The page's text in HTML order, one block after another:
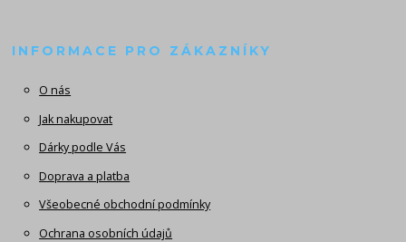
INFORMACE PRO ZÁKAZNÍKY
O nás
Jak nakupovat
Dárky podle Vás
Doprava a platba
Všeobecné obchodní podmínky
Ochrana osobních údajů